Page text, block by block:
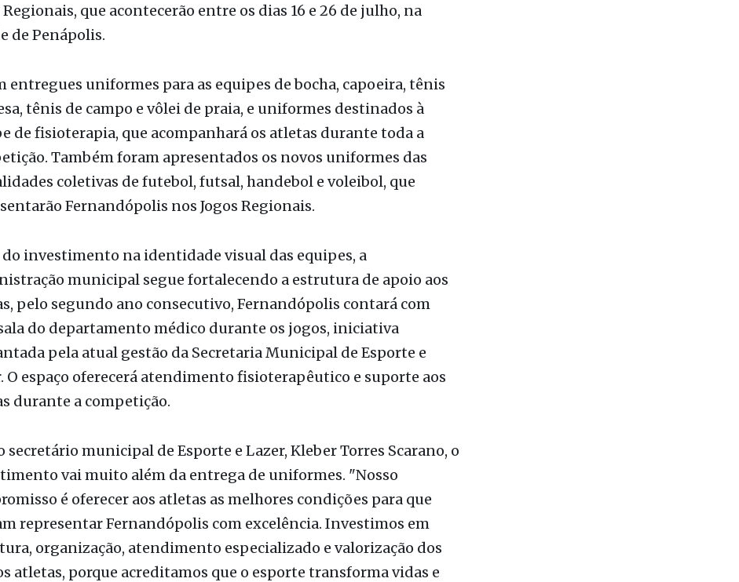
entregues uniformes para as equipes de bocha, capoeira, tênis
de fisioterapia, que acompanhará os atletas durante toda a
Também foram apresentados os novos uniformes das
coletivas de futebol, futsal, handebol e voleibol, que
Fernandópolis nos Jogos Regionais.
investimento na identidade visual das equipes, a
pelo segundo ano consecutivo, Fernandópolis contará com
do departamento médico durante os jogos, iniciativa
pela atual gestão da Secretaria Municipal de Esporte e
O espaço oferecerá atendimento fisioterapêutico e suporte aos
durante a competição.
secretário municipal de Esporte e Lazer, Kleber Torres Scarano, o
é oferecer aos atletas as melhores condições para que
representar Fernandópolis com excelência. Investimos em
organização, atendimento especializado e valorização dos
atletas, porque acreditamos que o esporte transforma vidas e
ser tratado com planejamento e responsabilidade."